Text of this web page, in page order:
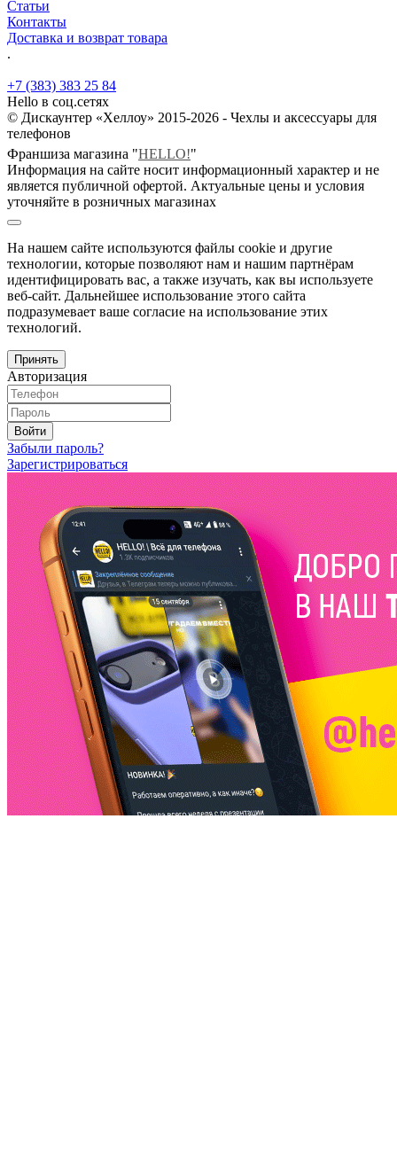
Статьи
Контакты
Доставка и возврат товара
.
+7 (383) 383 25 84
Hello в соц.сетях
© Дискаунтер «Хеллоу» 2015-2026 - Чехлы и аксессуары для
телефонов
Франшиза магазина "HELLO!"
Информация на сайте носит информационный характер и не
является публичной офертой. Актуальные цены и условия
уточняйте в розничных магазинах
На нашем сайте используются файлы cookie и другие
технологии, которые позволяют нам и нашим партнёрам
идентифицировать вас, а также изучать, как вы используете
веб-сайт. Дальнейшее использование этого сайта
подразумевает ваше согласие на использование этих
технологий.
Принять
Авторизация
Войти
Забыли пароль?
Зарегистрироваться